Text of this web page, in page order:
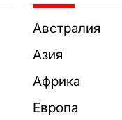
Австралия
Азия
Африка
Европа